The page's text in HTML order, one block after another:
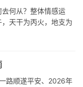
何从？整体情感运
天干为丙火，地支为
路顺遂平安、2026年